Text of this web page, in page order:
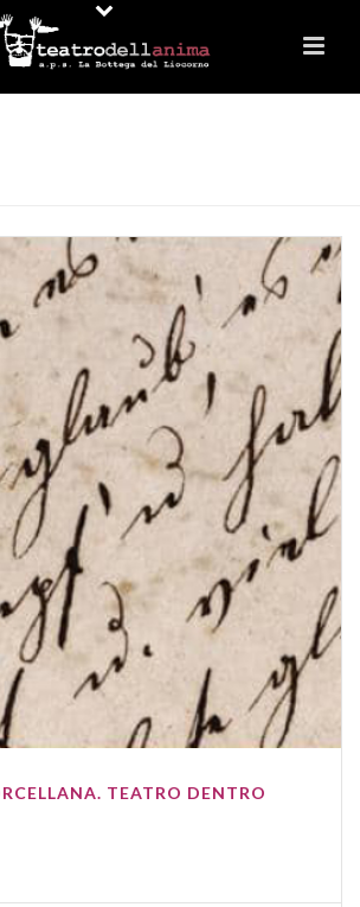
TEATRO DENTRO